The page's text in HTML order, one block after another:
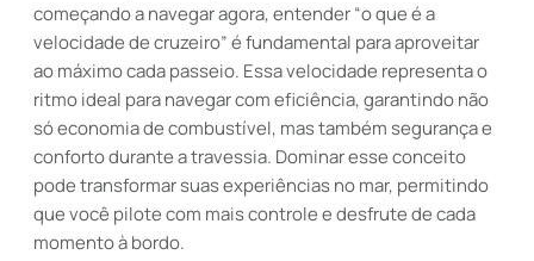
começando a navegar agora, entender “o que é a
velocidade de cruzeiro” é fundamental para aproveitar
ao máximo cada passeio. Essa velocidade representa o
ritmo ideal para navegar com eficiência, garantindo não
só economia de combustível, mas também segurança e
conforto durante a travessia. Dominar esse conceito
pode transformar suas experiências no mar, permitindo
que você pilote com mais controle e desfrute de cada
momento à bordo.